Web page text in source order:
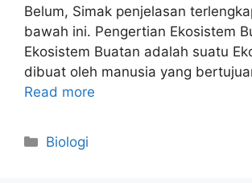
Belum, Simak penjelasan
bawah ini. Pengertian Ekosistem
Ekosistem Buatan adalah suatu
dibuat oleh manusia yang
Read more
Categories
Biologi